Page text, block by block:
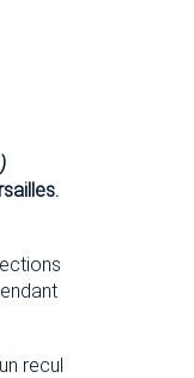
recul